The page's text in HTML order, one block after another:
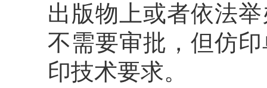
出版物上或者依法
不需要审批，但仿
印技术要求。